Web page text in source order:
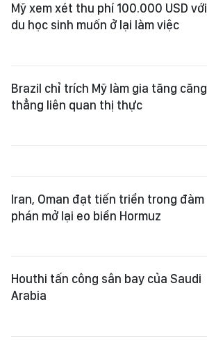
Mỹ xem xét thu phí 100.000 USD với
du học sinh muốn ở lại làm việc
Brazil chỉ trích Mỹ làm gia tăng căng
thẳng liên quan thị thực
Iran, Oman đạt tiến triển trong đàm
phán mở lại eo biển Hormuz
Houthi tấn công sân bay của Saudi
Arabia